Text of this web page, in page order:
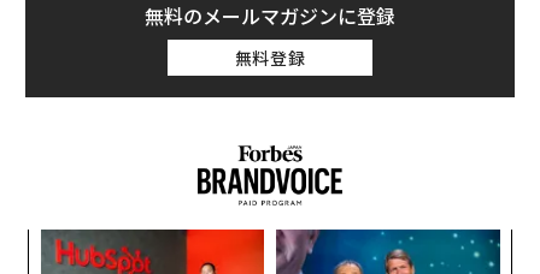
無料のメールマガジンに登録
無料登録